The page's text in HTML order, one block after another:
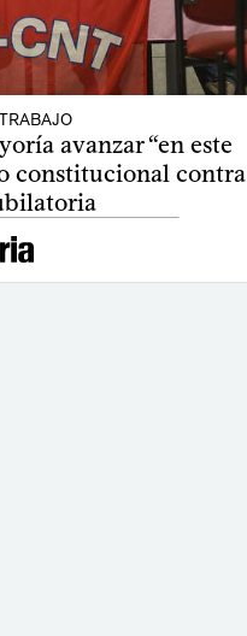
avanzar “en este
constitucional contra